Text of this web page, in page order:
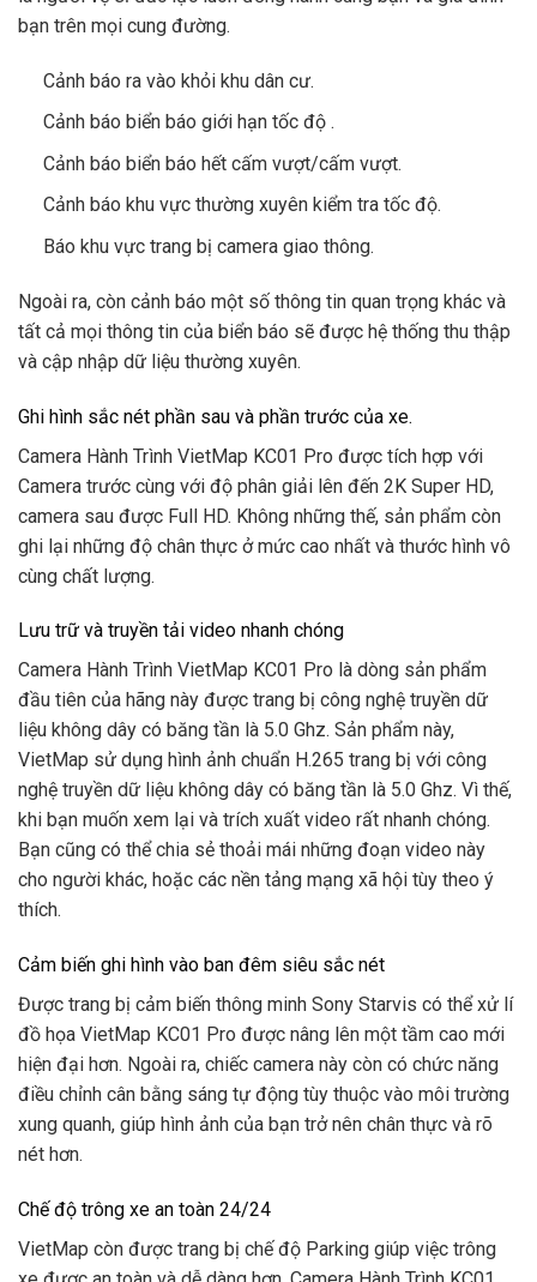
bạn trên mọi cung đường.
Cảnh báo ra vào khỏi khu dân cư.
Cảnh báo biển báo giới hạn tốc độ .
Cảnh báo biển báo hết cấm vượt/cấm vượt.
Cảnh báo khu vực thường xuyên kiểm tra tốc độ.
Báo khu vực trang bị camera giao thông.
Ngoài ra, còn cảnh báo một số thông tin quan trọng khác và
tất cả mọi thông tin của biển báo sẽ được hệ thống thu thập
và cập nhập dữ liệu thường xuyên.
Ghi hình sắc nét phần sau và phần trước của xe.
Camera Hành Trình VietMap KC01 Pro được tích hợp với
Camera trước cùng với độ phân giải lên đến 2K Super HD,
camera sau được Full HD. Không những thế, sản phẩm còn
ghi lại những độ chân thực ở mức cao nhất và thước hình vô
cùng chất lượng.
Lưu trữ và truyền tải video nhanh chóng
Camera Hành Trình VietMap KC01 Pro là dòng sản phẩm
đầu tiên của hãng này được trang bị công nghệ truyền dữ
liệu không dây có băng tần là 5.0 Ghz. Sản phẩm này,
VietMap sử dụng hình ảnh chuẩn H.265 trang bị với công
nghệ truyền dữ liệu không dây có băng tần là 5.0 Ghz. Vì thế,
khi bạn muốn xem lại và trích xuất video rất nhanh chóng.
Bạn cũng có thể chia sẻ thoải mái những đoạn video này
cho người khác, hoặc các nền tảng mạng xã hội tùy theo ý
thích.
Cảm biến ghi hình vào ban đêm siêu sắc nét
Được trang bị cảm biến thông minh Sony Starvis có thể xử lí
đồ họa VietMap KC01 Pro được nâng lên một tầm cao mới
hiện đại hơn. Ngoài ra, chiếc camera này còn có chức năng
điều chỉnh cân bằng sáng tự động tùy thuộc vào môi trường
xung quanh, giúp hình ảnh của bạn trở nên chân thực và rõ
nét hơn.
Chế độ trông xe an toàn 24/24
VietMap còn được trang bị chế độ Parking giúp việc trông